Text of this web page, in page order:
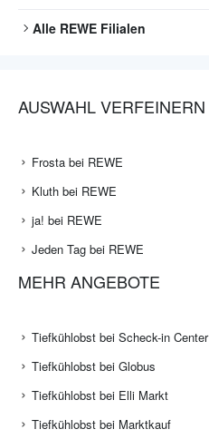
Alle REWE Filialen
AUSWAHL VERFEINERN
Frosta bei REWE
Kluth bei REWE
ja! bei REWE
Jeden Tag bei REWE
MEHR ANGEBOTE
Tiefkühlobst bei Scheck-in Center
Tiefkühlobst bei Globus
Tiefkühlobst bei Elli Markt
Tiefkühlobst bei Marktkauf